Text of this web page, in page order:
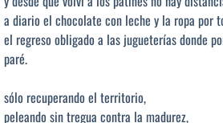
a diario el chocolate con leche y la ropa por
el regreso obligado a las jugueterías donde
paré.
sólo recuperando el territorio,
peleando sin tregua contra la madurez,